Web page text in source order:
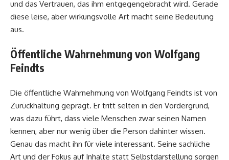
und das Vertrauen, das ihm entgegengebracht wird. Gerade
diese leise, aber wirkungsvolle Art macht seine Bedeutung
aus.
Öffentliche Wahrnehmung von Wolfgang
Feindts
Die öffentliche Wahrnehmung von Wolfgang Feindts ist von
Zurückhaltung geprägt. Er tritt selten in den Vordergrund,
was dazu führt, dass viele Menschen zwar seinen Namen
kennen, aber nur wenig über die Person dahinter wissen.
Genau das macht ihn für viele interessant. Seine sachliche
Art und der Fokus auf Inhalte statt Selbstdarstellung sorgen